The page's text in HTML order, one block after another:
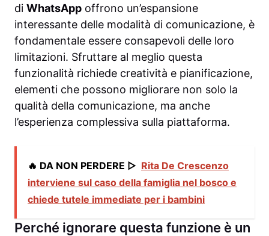
di WhatsApp offrono un’espansione
interessante delle modalità di comunicazione, è
fondamentale essere consapevoli delle loro
limitazioni. Sfruttare al meglio questa
funzionalità richiede creatività e pianificazione,
elementi che possono migliorare non solo la
qualità della comunicazione, ma anche
l’esperienza complessiva sulla piattaforma.
🔥 DA NON PERDERE ▷ Rita De Crescenzo
interviene sul caso della famiglia nel bosco e
chiede tutele immediate per i bambini
Perché ignorare questa funzione è un